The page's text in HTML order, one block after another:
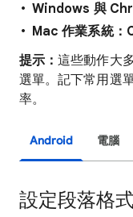
Windows 與
Mac 作業系統：
提示：這些動作大
選單。記下常用選
率。
Android 電腦
設定段落格式